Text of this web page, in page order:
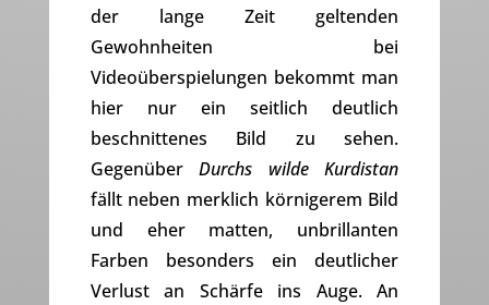
der lange Zeit geltenden
Gewohnheiten bei
Videoüberspielungen bekommt man
hier nur ein seitlich deutlich
beschnittenes Bild zu sehen.
GegenüberDurchs wilde Kurdistan
fällt neben merklich körnigerem Bild
und eher matten, unbrillanten
Farben besonders ein deutlicher
Verlust an Schärfe ins Auge. An